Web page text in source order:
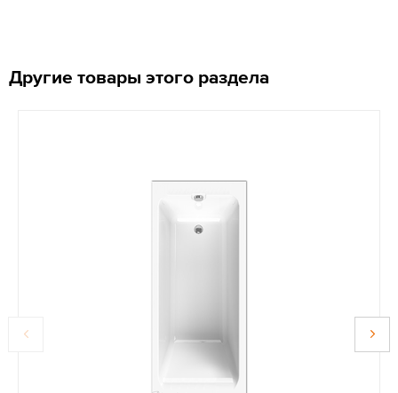
Другие товары этого раздела